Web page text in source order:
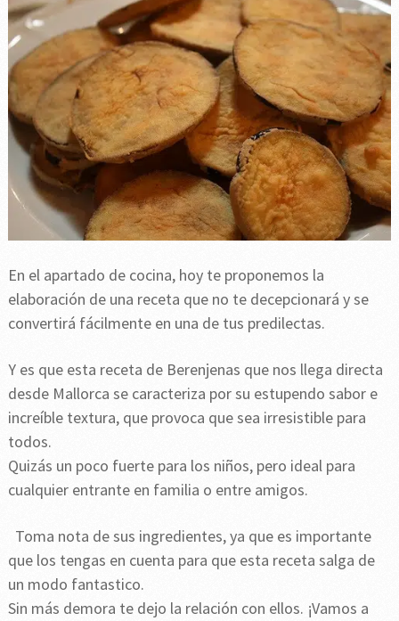
En el apartado de cocina, hoy te proponemos la
elaboración de una receta que no te decepcionará y se
convertirá fácilmente en una de tus predilectas.
Y es que esta receta de Berenjenas que nos llega directa
desde Mallorca se caracteriza por su estupendo sabor e
increíble textura, que provoca que sea irresistible para
todos.
Quizás un poco fuerte para los niños, pero ideal para
cualquier entrante en familia o entre amigos.
Toma nota de sus ingredientes, ya que es importante
que los tengas en cuenta para que esta receta salga de
un modo fantastico.
Sin más demora te dejo la relación con ellos. ¡Vamos a